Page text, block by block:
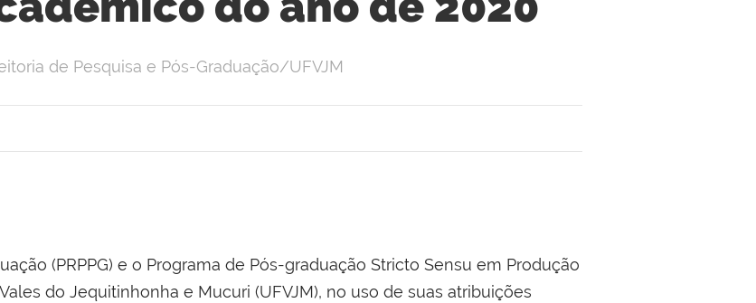
de Pesquisa e Pós-Graduação/UFVJM
(PRPPG) e o Programa de Pós-graduação Stricto Sensu em Produção
do Jequitinhonha e Mucuri (UFVJM), no uso de suas atribuições